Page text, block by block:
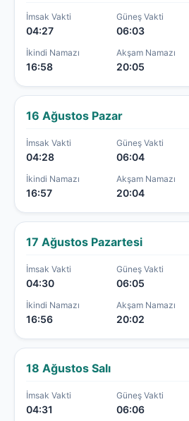
İmsak Vakti
04:27
Güneş Vakti
06:03
İkindi Namazı
16:58
Akşam Namazı
20:05
16 Ağustos Pazar
İmsak Vakti
04:28
Güneş Vakti
06:04
İkindi Namazı
16:57
Akşam Namazı
20:04
17 Ağustos Pazartesi
İmsak Vakti
04:30
Güneş Vakti
06:05
İkindi Namazı
16:56
Akşam Namazı
20:02
18 Ağustos Salı
İmsak Vakti
04:31
Güneş Vakti
06:06